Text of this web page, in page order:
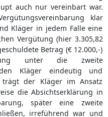
auch nur vereinbart war.
klar
Kläger in jedem Falle eine
Vergütung (hier 3.305,82
Betrag (€ 12.000,-)
unter die zweite
Kläger eindeutig und
trägt der Kläger im Ansatz
die Absichtserklärung in
später eine zweite
irreführend war und